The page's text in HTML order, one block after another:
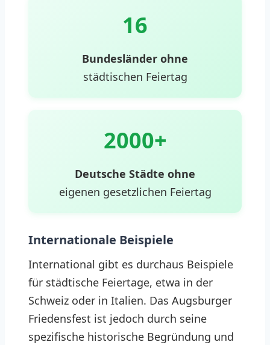
16
Bundesländer ohne
städtischen Feiertag
2000+
Deutsche Städte ohne
eigenen gesetzlichen Feiertag
Internationale Beispiele
International gibt es durchaus Beispiele
für städtische Feiertage, etwa in der
Schweiz oder in Italien. Das Augsburger
Friedensfest ist jedoch durch seine
spezifische historische Begründung und